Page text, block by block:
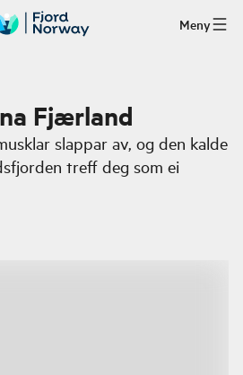
Meny
Fjærland
slappar av, og den kalde
treff deg som ei